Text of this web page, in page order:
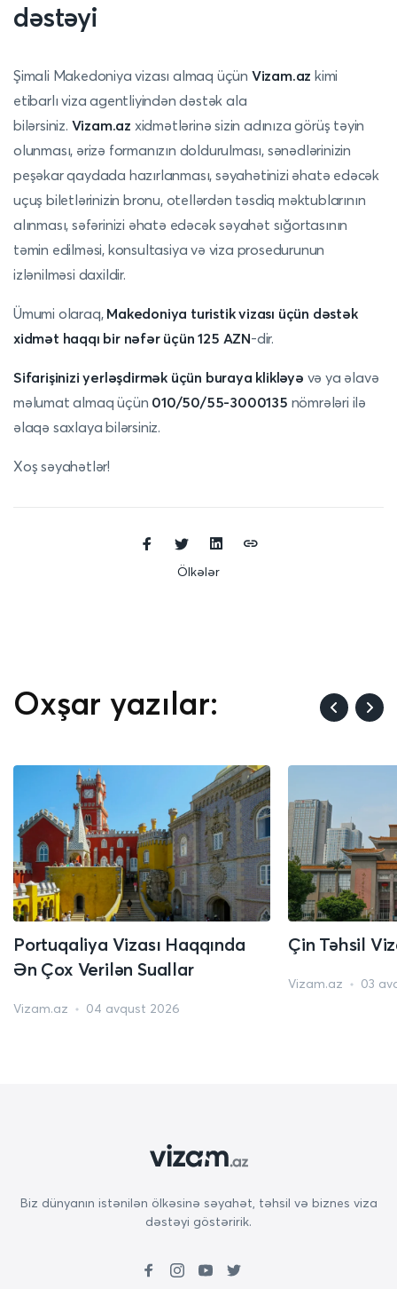
dəstəyi
Şimali Makedoniya vizası almaq üçün Vizam.az kimi
etibarlı viza agentliyindən dəstək ala
bilərsiniz. Vizam.az xidmətlərinə sizin adınıza görüş təyin
olunması, ərizə formanızın doldurulması, sənədlərinizin
peşəkar qaydada hazırlanması, səyahətinizi əhatə edəcək
uçuş biletlərinizin bronu, otellərdən təsdiq məktublarının
alınması, səfərinizi əhatə edəcək səyahət sığortasının
təmin edilməsi, konsultasiya və viza prosedurunun
izlənilməsi daxildir.
Ümumi olaraq, Makedoniya turistik vizası üçün dəstək
xidmət haqqı bir nəfər üçün 125 AZN-dir.
Sifarişinizi yerləşdirmək üçün buraya klikləyə və ya əlavə
məlumat almaq üçün 010/50/55-3000135 nömrələri ilə
əlaqə saxlaya bilərsiniz.
Xoş səyahətlər!
Ölkələr
Oxşar yazılar:
Portuqaliya Vizası Haqqında
Ən Çox Verilən Suallar
Vizam.az 04 avqust 2026
Çin Təhsil
Vizam.az 03
Biz dünyanın istənilən ölkəsinə səyahət, təhsil və biznes viza
dəstəyi göstəririk.